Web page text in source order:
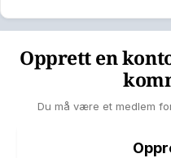
Opprett en
Du må være et medlem